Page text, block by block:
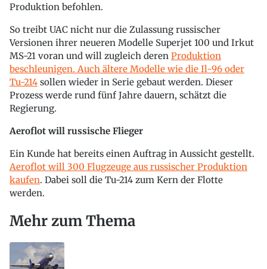
Produktion befohlen.
So treibt UAC nicht nur die Zulassung russischer
Versionen ihrer neueren Modelle Superjet 100 und Irkut
MS-21 voran und will zugleich deren Produktion
beschleunigen. Auch ältere Modelle wie die Il-96 oder
Tu-214 sollen wieder in Serie gebaut werden. Dieser
Prozess werde rund fünf Jahre dauern, schätzt die
Regierung.
Aeroflot will russische Flieger
Ein Kunde hat bereits einen Auftrag in Aussicht gestellt.
Aeroflot will 300 Flugzeuge aus russischer Produktion
kaufen. Dabei soll die Tu-214 zum Kern der Flotte
werden.
Mehr zum Thema